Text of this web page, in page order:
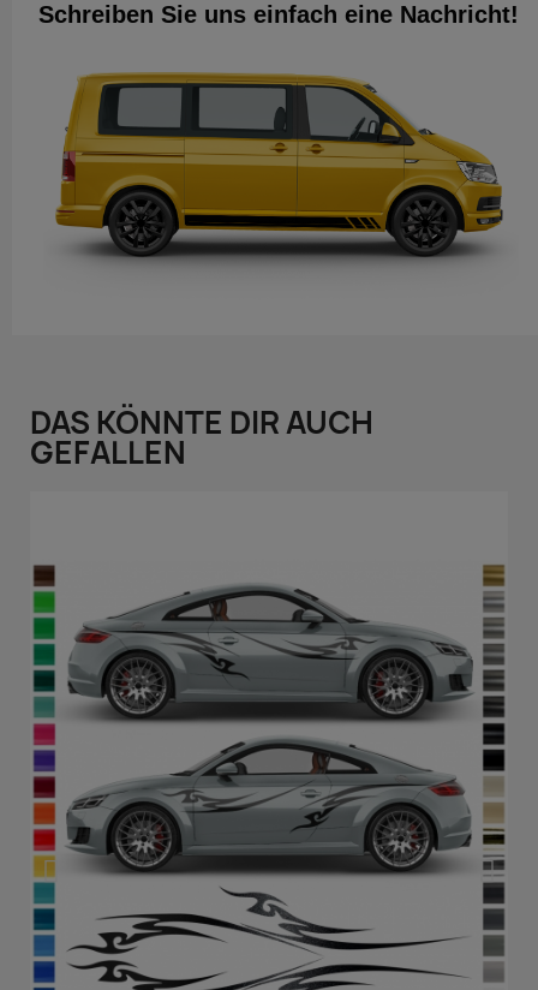
Schreiben Sie uns einfach eine Nachricht!
DAS KÖNNTE DIR AUCH
GEFALLEN